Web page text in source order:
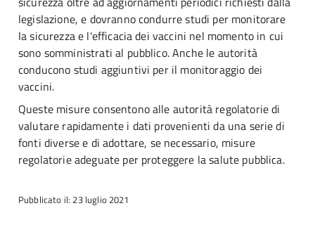
legislazione, e dovranno condurre studi per monitorare
la sicurezza e l'efficacia dei vaccini nel momento in cui
sono somministrati al pubblico. Anche le autorità
conducono studi aggiuntivi per il monitoraggio dei
vaccini.
Queste misure consentono alle autorità regolatorie di
valutare rapidamente i dati provenienti da una serie di
fonti diverse e di adottare, se necessario, misure
regolatorie adeguate per proteggere la salute pubblica.
Pubblicato il: 23 luglio 2021